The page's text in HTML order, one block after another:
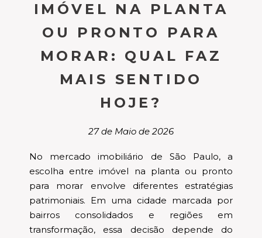
IMÓVEL NA PLANTA
OU PRONTO PARA
MORAR: QUAL FAZ
MAIS SENTIDO
HOJE?
27 de Maio de 2026
No mercado imobiliário de São Paulo, a
escolha entre imóvel na planta ou pronto
para morar envolve diferentes estratégias
patrimoniais. Em uma cidade marcada por
bairros consolidados e regiões em
transformação, essa decisão depende do